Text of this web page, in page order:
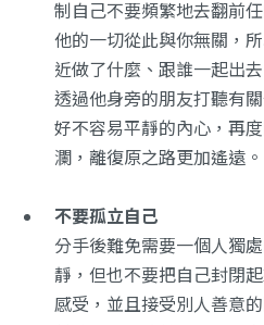
制自己不要頻繁地去翻前
他的一切從此與你無關，
近做了什麼、跟誰一起出
透過他身旁的朋友打聽有
好不容易平靜的內心，再
瀾，離復原之路更加遙遠。
不要孤立自己
分手後難免需要一個人獨
靜，但也不要把自己封閉
感受，並且接受別人善意